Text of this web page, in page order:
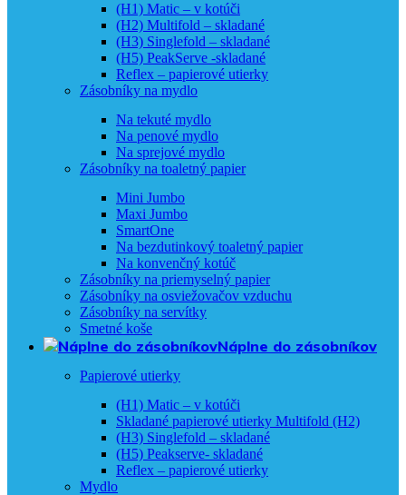
(H1) Matic – v kotúči
(H2) Multifold – skladané
(H3) Singlefold – skladané
(H5) PeakServe -skladané
Reflex – papierové utierky
Zásobníky na mydlo
Na tekuté mydlo
Na penové mydlo
Na sprejové mydlo
Zásobníky na toaletný papier
Mini Jumbo
Maxi Jumbo
SmartOne
Na bezdutinkový toaletný papier
Na konvenčný kotúč
Zásobníky na priemyselný papier
Zásobníky na osviežovačov vzduchu
Zásobníky na servítky
Smetné koše
Náplne do zásobníkov
Papierové utierky
(H1) Matic – v kotúči
Skladané papierové utierky Multifold (H2)
(H3) Singlefold – skladané
(H5) Peakserve- skladané
Reflex – papierové utierky
Mydlo